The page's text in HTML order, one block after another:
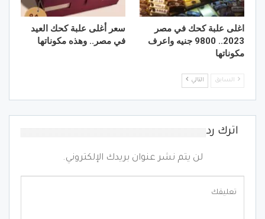
اغلى علبة كحك في مصر
2023.. 9800 جنيه واعرف
مكوناتها
سعر أغلى علبة كحك العيد
في مصر.. وهذه مكوناتها
السابق التالي
اترك رد
لن يتم نشر عنوان بريدك الإلكتروني.